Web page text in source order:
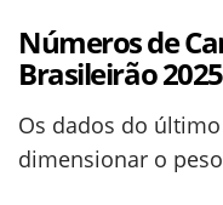
Números de
Brasileirão 2025
Os dados do
dimensionar o